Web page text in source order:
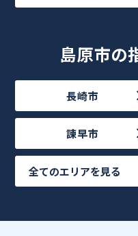
島原市の
長崎市
諫早市
全てのエリアを見る